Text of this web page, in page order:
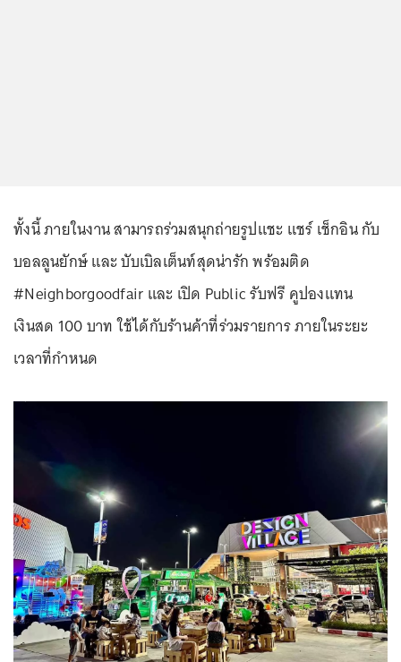
ทั้งนี้ ภายในงาน สามารถร่วมสนุกถ่ายรูปแชะ แชร์ เช็กอิน กับ
บอลลูนยักษ์ และ บับเบิลเต็นท์สุดน่ารัก พร้อมติด
#Neighborgoodfair และ เปิด Public รับฟรี คูปองแทน
เงินสด 100 บาท ใช้ได้กับร้านค้าที่ร่วมรายการ ภายในระยะ
เวลาที่กำหนด